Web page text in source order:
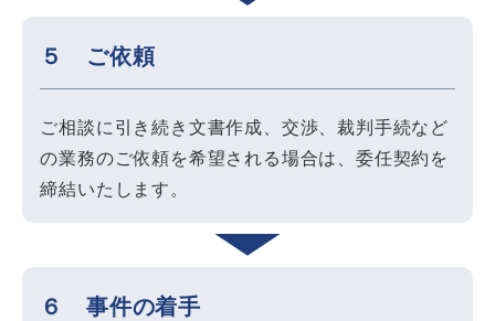
５ ご依頼
ご相談に引き続き文書作成、交渉、裁判手続など
の業務のご依頼を希望される場合は、委任契約を
締結いたします。
６ 事件の着手